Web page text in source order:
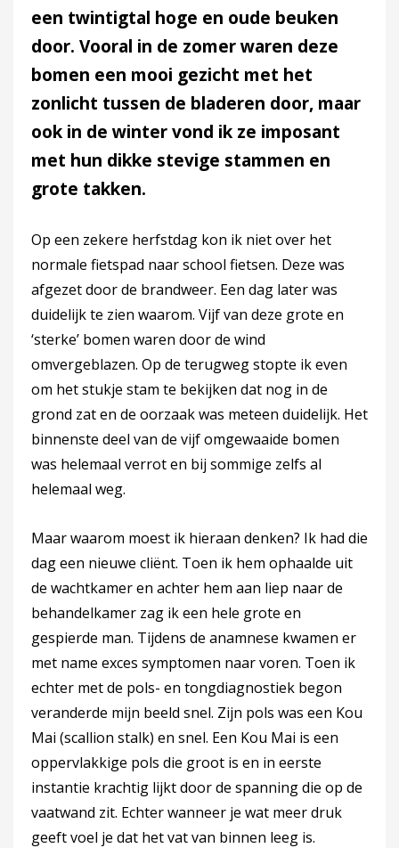
een twintigtal hoge en oude beuken
door. Vooral in de zomer waren deze
bomen een mooi gezicht met het
zonlicht tussen de bladeren door, maar
ook in de winter vond ik ze imposant
met hun dikke stevige stammen en
grote takken.
Op een zekere herfstdag kon ik niet over het
normale fietspad naar school fietsen. Deze was
afgezet door de brandweer. Een dag later was
duidelijk te zien waarom. Vijf van deze grote en
‘sterke’ bomen waren door de wind
omvergeblazen. Op de terugweg stopte ik even
om het stukje stam te bekijken dat nog in de
grond zat en de oorzaak was meteen duidelijk. Het
binnenste deel van de vijf omgewaaide bomen
was helemaal verrot en bij sommige zelfs al
helemaal weg.
Maar waarom moest ik hieraan denken? Ik had die
dag een nieuwe cliënt. Toen ik hem ophaalde uit
de wachtkamer en achter hem aan liep naar de
behandelkamer zag ik een hele grote en
gespierde man. Tijdens de anamnese kwamen er
met name exces symptomen naar voren. Toen ik
echter met de pols- en tongdiagnostiek begon
veranderde mijn beeld snel. Zijn pols was een Kou
Mai (scallion stalk) en snel. Een Kou Mai is een
oppervlakkige pols die groot is en in eerste
instantie krachtig lijkt door de spanning die op de
vaatwand zit. Echter wanneer je wat meer druk
geeft voel je dat het vat van binnen leeg is.